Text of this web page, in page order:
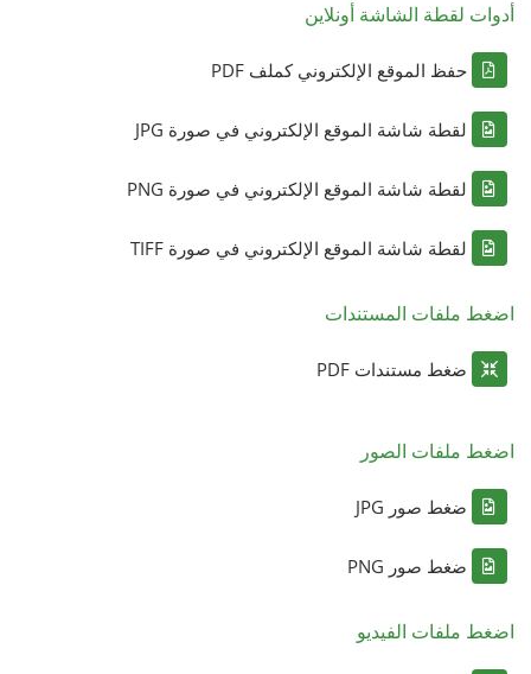
أدوات لقطة الشاشة أونلاين
حفظ الموقع الإلكتروني كملف PDF
لقطة شاشة الموقع الإلكتروني في صورة JPG
لقطة شاشة الموقع الإلكتروني في صورة PNG
لقطة شاشة الموقع الإلكتروني في صورة TIFF
اضغط ملفات المستندات
ضغط مستندات PDF
اضغط ملفات الصور
ضغط صور JPG
ضغط صور PNG
اضغط ملفات الفيديو